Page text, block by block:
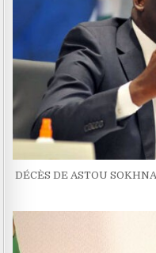
DÉCÈS DE ASTOU